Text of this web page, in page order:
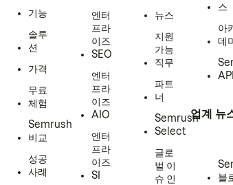
기능
솔루
션
가격
무료
체험
Semrush
비교
성공
사례
엔터
프라
이즈
SEO
엔터
프라
이즈
AIO
엔터
프라
이즈
SI
뉴스
지원
가능
직무
파트
너
Semrush
Select
글로
벌 이
슈 인
스
아
데
업계 뉴
블